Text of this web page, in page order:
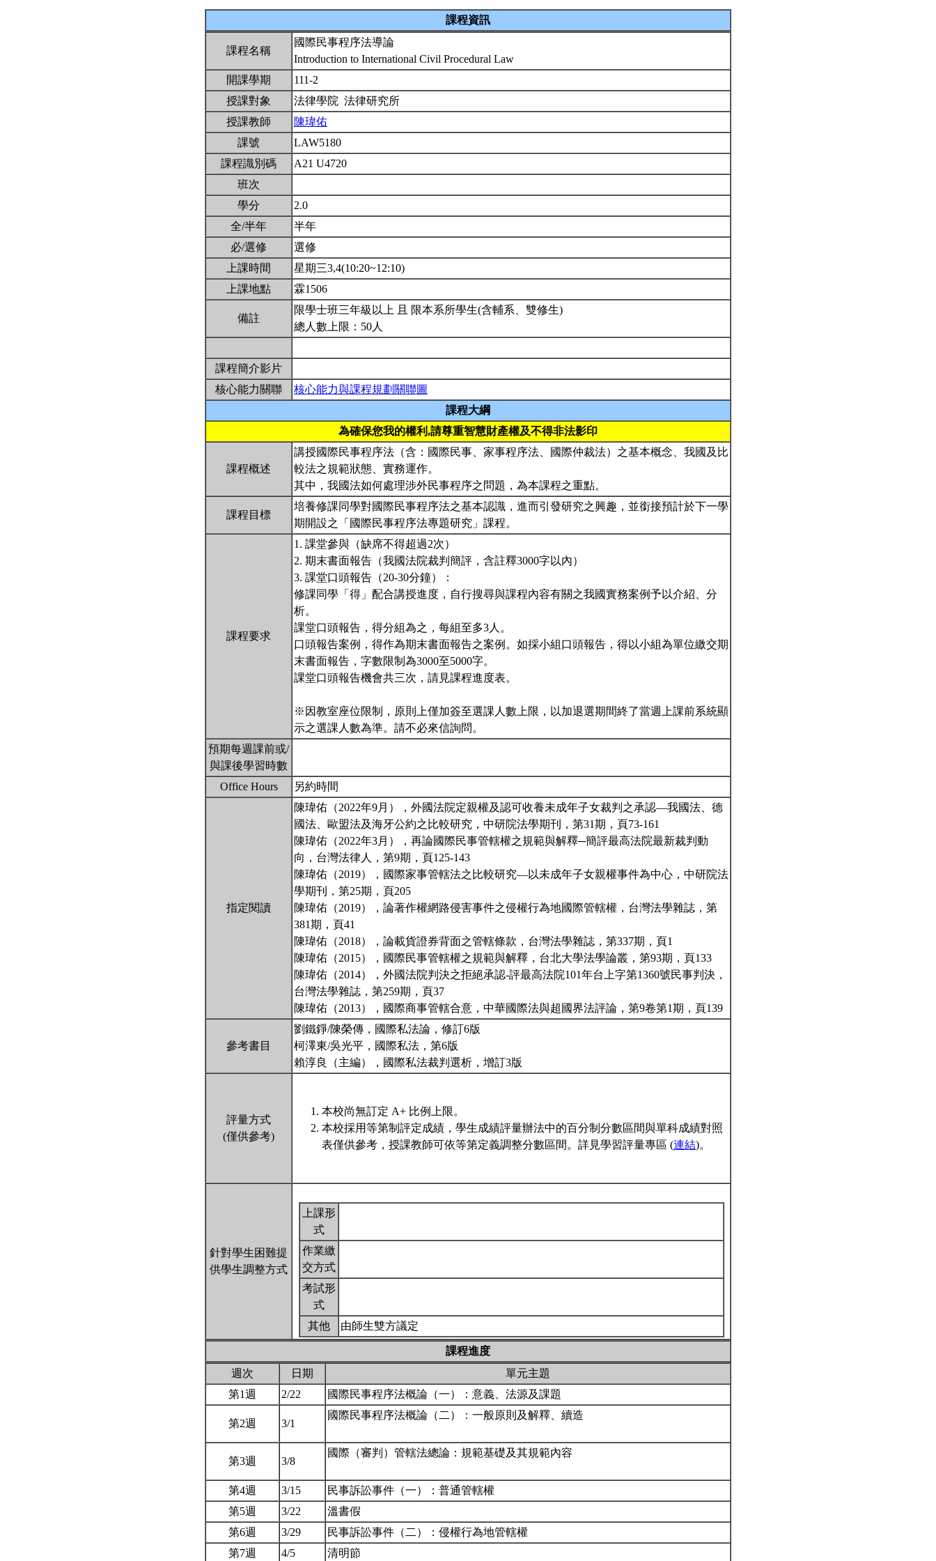
課程資訊
課程名稱
國際民事程序法導論
Introduction to International Civil Procedural Law
開課學期
111-2
授課對象
法律學院 法律研究所
授課教師
陳瑋佑
課號
LAW5180
課程識別碼
A21 U4720
班次
學分
2.0
全/半年
半年
必/選修
選修
上課時間
星期三3,4(10:20~12:10)
上課地點
霖1506
備註
限學士班三年級以上 且 限本系所學生(含輔系、雙修生)
總人數上限：50人
課程簡介影片
核心能力關聯
核心能力與課程規劃關聯圖
課程大綱
為確保您我的權利,請尊重智慧財產權及不得非法影印
課程概述
講授國際民事程序法（含：國際民事、家事程序法、國際仲裁法）之基本概念、我國及比
較法之規範狀態、實務運作。
其中，我國法如何處理涉外民事程序之問題，為本課程之重點。
課程目標
培養修課同學對國際民事程序法之基本認識，進而引發研究之興趣，並銜接預計於下一學
期開設之「國際民事程序法專題研究」課程。
課程要求
1. 課堂參與（缺席不得超過2次）
2. 期末書面報告（我國法院裁判簡評，含註釋3000字以內）
3. 課堂口頭報告（20-30分鐘）：
修課同學「得」配合講授進度，自行搜尋與課程內容有關之我國實務案例予以介紹、分
析。
課堂口頭報告，得分組為之，每組至多3人。
口頭報告案例，得作為期末書面報告之案例。如採小組口頭報告，得以小組為單位繳交期
末書面報告，字數限制為3000至5000字。
課堂口頭報告機會共三次，請見課程進度表。
※因教室座位限制，原則上僅加簽至選課人數上限，以加退選期間終了當週上課前系統顯
示之選課人數為準。請不必來信詢問。
預期每週課前或/
與課後學習時數
Office Hours
另約時間
指定閱讀
陳瑋佑（2022年9月），外國法院定親權及認可收養未成年子女裁判之承認—我國法、德
國法、歐盟法及海牙公約之比較研究，中研院法學期刊，第31期，頁73-161
陳瑋佑（2022年3月），再論國際民事管轄權之規範與解釋─簡評最高法院最新裁判動
向，台灣法律人，第9期，頁125-143
陳瑋佑（2019），國際家事管轄法之比較研究—以未成年子女親權事件為中心，中研院法
學期刊，第25期，頁205
陳瑋佑（2019），論著作權網路侵害事件之侵權行為地國際管轄權，台灣法學雜誌，第
381期，頁41
陳瑋佑（2018），論載貨證券背面之管轄條款，台灣法學雜誌，第337期，頁1
陳瑋佑（2015），國際民事管轄權之規範與解釋，台北大學法學論叢，第93期，頁133
陳瑋佑（2014），外國法院判決之拒絕承認-評最高法院101年台上字第1360號民事判決，
台灣法學雜誌，第259期，頁37
陳瑋佑（2013），國際商事管轄合意，中華國際法與超國界法評論，第9卷第1期，頁139
參考書目
劉鐵錚/陳榮傳，國際私法論，修訂6版
柯澤東/吳光平，國際私法，第6版
賴淳良（主編），國際私法裁判選析，增訂3版
評量方式
(僅供參考)
本校尚無訂定 A+ 比例上限。
本校採用等第制評定成績，學生成績評量辦法中的百分制分數區間與單科成績對照
表僅供參考，授課教師可依等第定義調整分數區間。詳見學習評量專區 (連結)。
針對學生困難提
供學生調整方式
上課形
式
作業繳
交方式
考試形
式
其他
由師生雙方議定
課程進度
週次
日期
單元主題
第1週
2/22 國際民事程序法概論（一）：意義、法源及課題
第2週 3/1
國際民事程序法概論（二）：一般原則及解釋、續造
第3週 3/8
國際（審判）管轄法總論：規範基礎及其規範內容
第4週 3/15
民事訴訟事件（一）：普通管轄權
第5週
3/22
溫書假
第6週
3/29
民事訴訟事件（二）：侵權行為地管轄權
第7週
4/5 清明節